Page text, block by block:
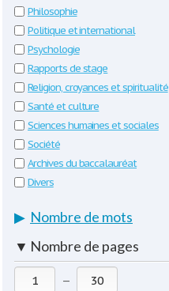
Philosophie
Politique et international
Psychologie
Rapports de stage
Religion, croyances et spiritualité
Santé et culture
Sciences humaines et sociales
Société
Archives du baccalauréat
Divers
▶ Nombre de mots
▼ Nombre de pages
—